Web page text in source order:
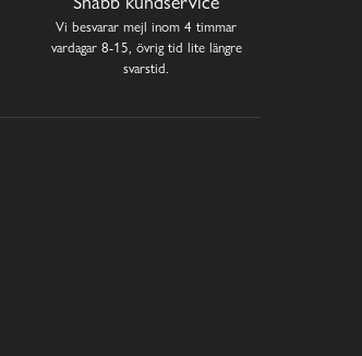
Vi besvarar mejl inom 4 timmar
vardagar 8-15, övrig tid lite längre
svarstid.